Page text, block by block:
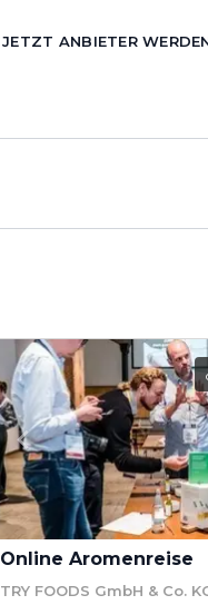
JETZT ANBIETER
Online Aromenreise
TRY FOODS GmbH & Co.